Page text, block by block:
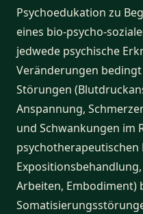
Psychoedukation zu
eines bio-psycho-
jedwede psychische
Veränderungen
Störungen
Anspannung,
und Schwankungen im
psychotherapeutischen
Arbeiten, Embodiment)